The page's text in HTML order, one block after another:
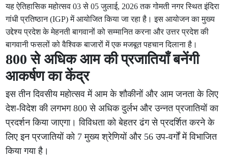
यह ऐतिहासिक महोत्सव 03 से 05 जुलाई, 2026 तक गोमती नगर स्थित इंदिरा
गांधी प्रतिष्ठान (IGP) में आयोजित किया जा रहा है। इस आयोजन का मुख्य
उद्देश्य प्रदेश के मेहनती बागवानों को सम्मानित करना और उत्तर प्रदेश की
बागवानी फसलों को वैश्विक बाजारों में एक मजबूत पहचान दिलाना है।
800 से अधिक आम की प्रजातियाँ बनेंगी
आकर्षण का केंद्र
इस तीन दिवसीय महोत्सव में आम के शौकीनों और आम जनता के लिए
देश-विदेश की लगभग 800 से अधिक दुर्लभ और उन्नत प्रजातियों का
प्रदर्शन किया जाएगा। विविधता को बेहतर ढंग से प्रदर्शित करने के
लिए इन प्रजातियों को 7 मुख्य श्रेणियों और 56 उप-वर्गों में विभाजित
किया गया है।